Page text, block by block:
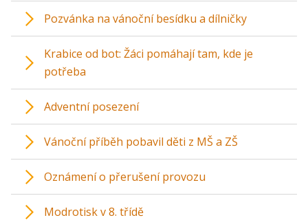
Pozvánka na vánoční besídku a dílničky
Krabice od bot: Žáci pomáhají tam, kde je
potřeba
Adventní posezení
Vánoční příběh pobavil děti z MŠ a ZŠ
Oznámení o přerušení provozu
Modrotisk v 8. třídě